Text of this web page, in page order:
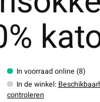
In voorraad online (8)
In de winkel:
controleren